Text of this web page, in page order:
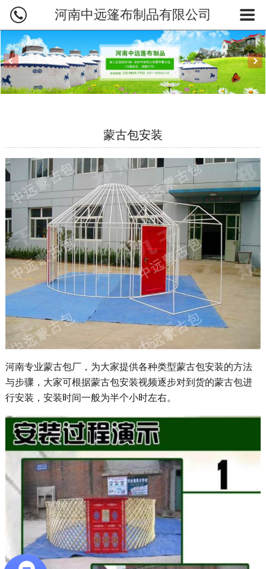
网站首页
蒙古包产品
蒙古包订制
烤全羊炉
新闻资讯
关于中远
联系我们
河南中远篷布制品有限公司
蒙古包安装
河南专业蒙古包厂，为大家提供各种类型蒙古包安装的方法
与步骤，大家可根据蒙古包安装视频逐步对到货的蒙古包进
行安装，安装时间一般为半个小时左右。